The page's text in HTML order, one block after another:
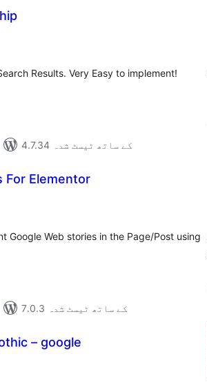
Results. Very Easy to implement!
4.7.34 کے ساتھ ٹیسٹ شدہ
For Elementor
Google Web stories in the Page/Post using
7.0.3 کے ساتھ ٹیسٹ شدہ
– google